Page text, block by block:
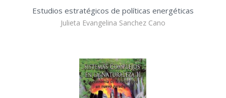
Estudios estratégicos de políticas energéticas
Julieta Evangelina Sanchez Cano